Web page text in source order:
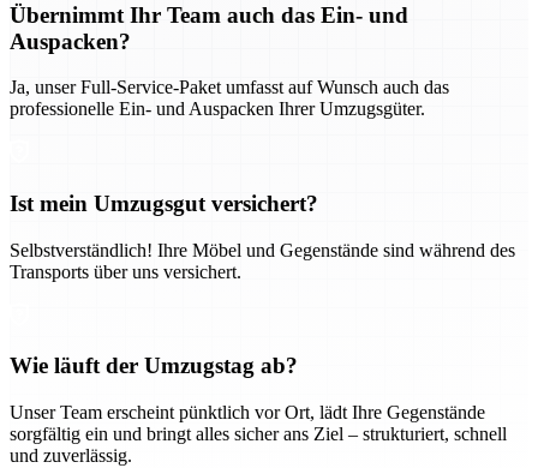
Übernimmt Ihr Team auch das Ein- und
Auspacken?
Ja, unser Full-Service-Paket umfasst auf Wunsch auch das
professionelle Ein- und Auspacken Ihrer Umzugsgüter.
Ist mein Umzugsgut versichert?
Selbstverständlich! Ihre Möbel und Gegenstände sind während des
Transports über uns versichert.
Wie läuft der Umzugstag ab?
Unser Team erscheint pünktlich vor Ort, lädt Ihre Gegenstände
sorgfältig ein und bringt alles sicher ans Ziel – strukturiert, schnell
und zuverlässig.